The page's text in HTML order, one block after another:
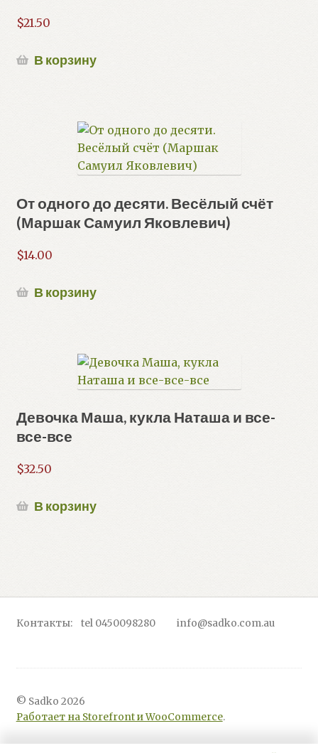
$21.50
В корзину
От одного до десяти. Весёлый счёт
(Маршак Самуил Яковлевич)
$14.00
В корзину
Девочка Маша, кукла Наташа и все-
все-все
$32.50
В корзину
Контакты: tel 0450098280 info@sadko.com.au
© Sadko 2026
Работает на Storefront и WooCommerce.